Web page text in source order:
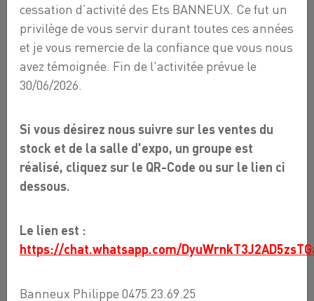
WELLNESS
Boutique en ligne
Spa Sauna infrarouge
cessation d’activité des Ets BANNEUX. Ce fut un
privilège de vous servir durant toutes ces années
et je vous remercie de la confiance que vous nous
avez témoignée. Fin de l'activitée prévue le
30/06/2026.
Si vous désirez nous suivre sur les ventes du
stock et de la salle d'expo, un groupe est
réalisé, cliquez sur le QR-Code ou sur le lien ci
dessous.
Le lien est :
https://chat.whatsapp.com/
Banneux Philippe 0475.23.69.25